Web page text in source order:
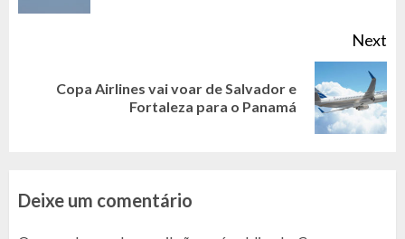
Next
Copa Airlines vai voar de Salvador e
Fortaleza para o Panamá
Deixe um comentário